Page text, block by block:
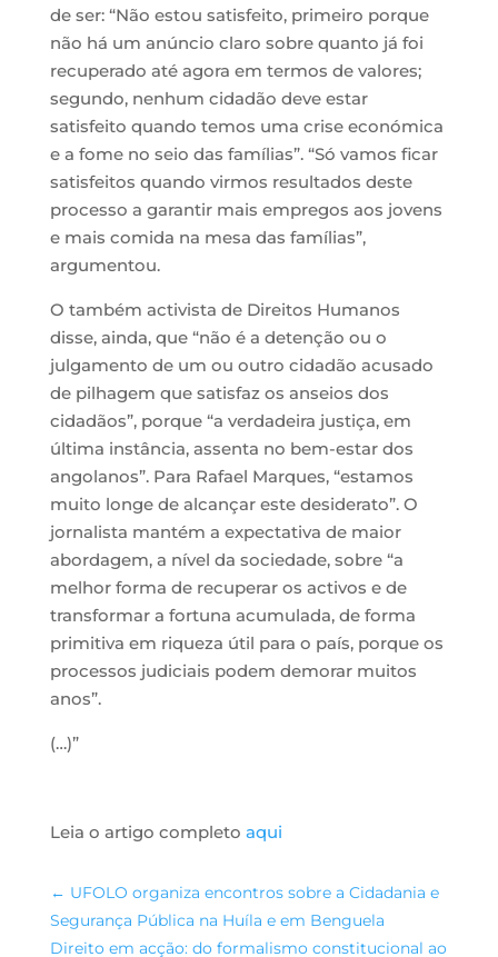
de ser: “Não estou satisfeito, primeiro porque
não há um anúncio claro sobre quanto já foi
recuperado até agora em termos de valores;
segundo, nenhum cidadão deve estar
satisfeito quando temos uma crise económica
e a fome no seio das famílias”. “Só vamos ficar
satisfeitos quando virmos resultados deste
processo a garantir mais empregos aos jovens
e mais comida na mesa das famílias”,
argumentou.
O também activista de Direitos Humanos
disse, ainda, que “não é a detenção ou o
julgamento de um ou outro cidadão acusado
de pilhagem que satisfaz os anseios dos
cidadãos”, porque “a verdadeira justiça, em
última instância, assenta no bem-estar dos
angolanos”. Para Rafael Marques, “estamos
muito longe de alcançar este desiderato”. O
jornalista mantém a expectativa de maior
abordagem, a nível da sociedade, sobre “a
melhor forma de recuperar os activos e de
transformar a fortuna acumulada, de forma
primitiva em riqueza útil para o país, porque os
processos judiciais podem demorar muitos
anos”.
(…)”
Leia o artigo completo aqui
← UFOLO organiza encontros sobre a Cidadania e
Segurança Pública na Huíla e em Benguela
Direito em acção: do formalismo constitucional ao